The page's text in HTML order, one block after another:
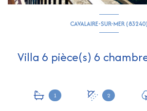
CAVALAIRE-SUR-MER (83240)
1 2